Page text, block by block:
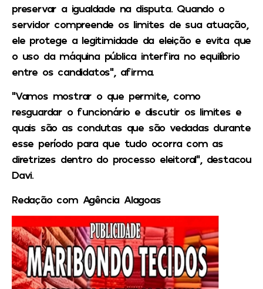
preservar a igualdade na disputa. Quando o
servidor compreende os limites de sua atuação,
ele protege a legitimidade da eleição e evita que
o uso da máquina pública interfira no equilíbrio
entre os candidatos”, afirma.
“Vamos mostrar o que permite, como
resguardar o funcionário e discutir os limites e
quais são as condutas que são vedadas durante
esse período para que tudo ocorra com as
diretrizes dentro do processo eleitoral”, destacou
Davi.
Redação com Agência Alagoas